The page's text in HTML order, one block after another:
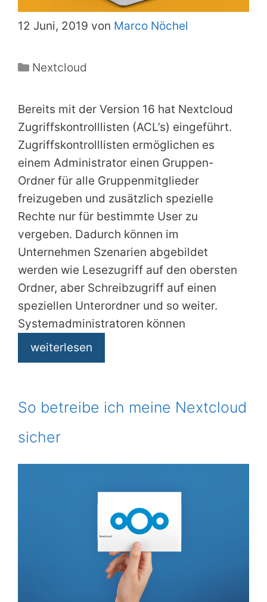
12 Juni, 2019 von Marco Nöchel
Kategorien
Nextcloud
Bereits mit der Version 16 hat Nextcloud
Zugriffskontrolllisten (ACL’s) eingeführt.
Zugriffskontrolllisten ermöglichen es
einem Administrator einen Gruppen-
Ordner für alle Gruppenmitglieder
freizugeben und zusätzlich spezielle
Rechte nur für bestimmte User zu
vergeben. Dadurch können im
Unternehmen Szenarien abgebildet
werden wie Lesezugriff auf den obersten
Ordner, aber Schreibzugriff auf einen
speziellen Unterordner und so weiter.
Systemadministratoren können
weiterlesen
So betreibe ich meine Nextcloud
sicher